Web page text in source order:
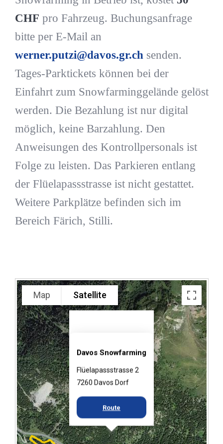
CHF pro Fahrzeug. Buchungsanfrage
bitte per E-Mail an
werner.putzi@davos.gr.ch senden.
Tages-Parktickets können bei der
Einfahrt zum Snowfarminggelände gelöst
werden. Die Bezahlung ist nur digital
möglich, keine Barzahlung. Den
Anweisungen des Kontrollpersonals ist
Folge zu leisten. Das Parkieren entlang
der Flüelapassstrasse ist nicht gestattet.
Weitere Parkplätze befinden sich im
Bereich Färich, Stilli.
Davos Snowfarming
Flüelapassstrasse 2
7260 Davos Dorf
Route
Map Satellite